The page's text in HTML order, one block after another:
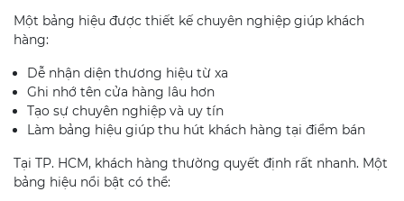
Một bảng hiệu được thiết kế chuyên nghiệp giúp khách
hàng:
Dễ nhận diện thương hiệu từ xa
Ghi nhớ tên cửa hàng lâu hơn
Tạo sự chuyên nghiệp và uy tín
Làm bảng hiệu giúp thu hút khách hàng tại điểm bán
Tại TP. HCM, khách hàng thường quyết định rất nhanh. Một
bảng hiệu nổi bật có thể: